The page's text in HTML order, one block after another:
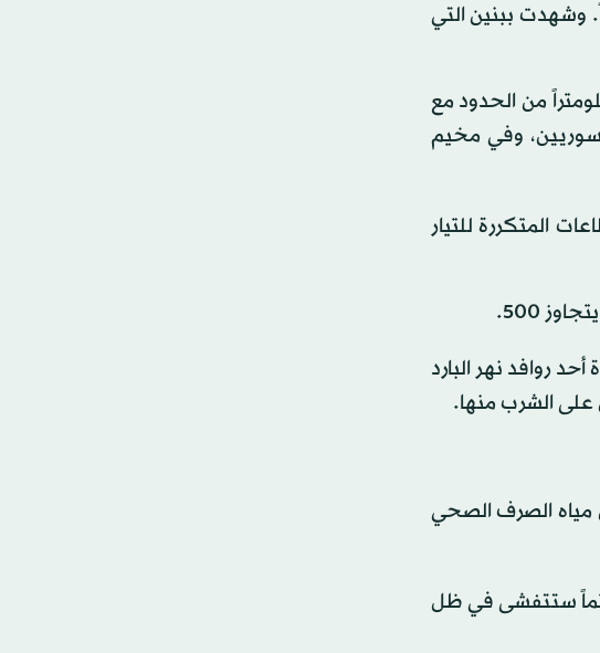
وشهدت ببنين التي
شخصاً للمراجعة في المستشفى الميداني في البلدة الواقعة على بعد نحو 20 كيلومتراً من الحدود مع
80 ألفاً، ربعهم من اللاجئين السوريين، وفي مخيم
المتكررة للتيار
500.
روافد نهر البارد
على الشرب منها.
مياه الصرف الصحي
حتماً ستتفشى في ظل